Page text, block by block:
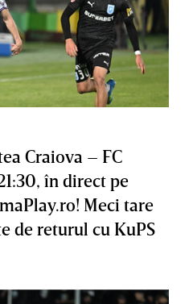
Craiova – FC
în direct pe
Meci tare
de returul cu KuPS